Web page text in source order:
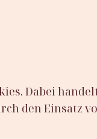
Dabei
den Einsatz